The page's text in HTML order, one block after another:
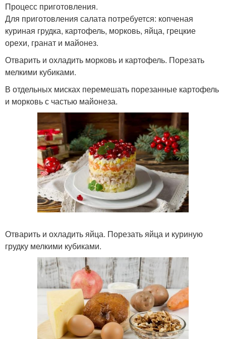
Процесс приготовления.
Для приготовления салата потребуется: копченая
куриная грудка, картофель, морковь, яйца, грецкие
орехи, гранат и майонез.
Отварить и охладить морковь и картофель. Порезать
мелкими кубиками.
В отдельных мисках перемешать порезанные картофель
и морковь с частью майонеза.
Отварить и охладить яйца. Порезать яйца и куриную
грудку мелкими кубиками.